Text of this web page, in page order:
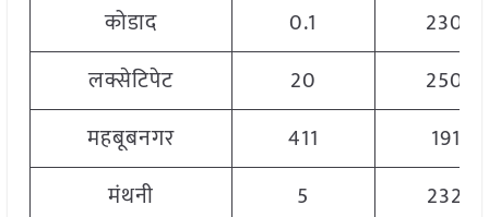
कोडाद
0.1
2300
लक्सेटिपेट
20
2500
महबूबनगर
411
1912
मंथनी
5
2320